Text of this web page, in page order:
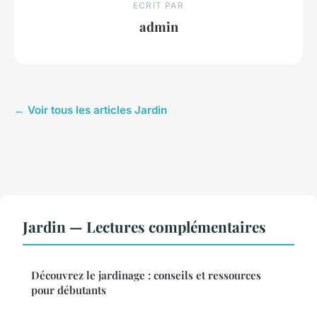
ECRIT PAR
admin
← Voir tous les articles Jardin
Jardin — Lectures complémentaires
Découvrez le jardinage : conseils et ressources
pour débutants